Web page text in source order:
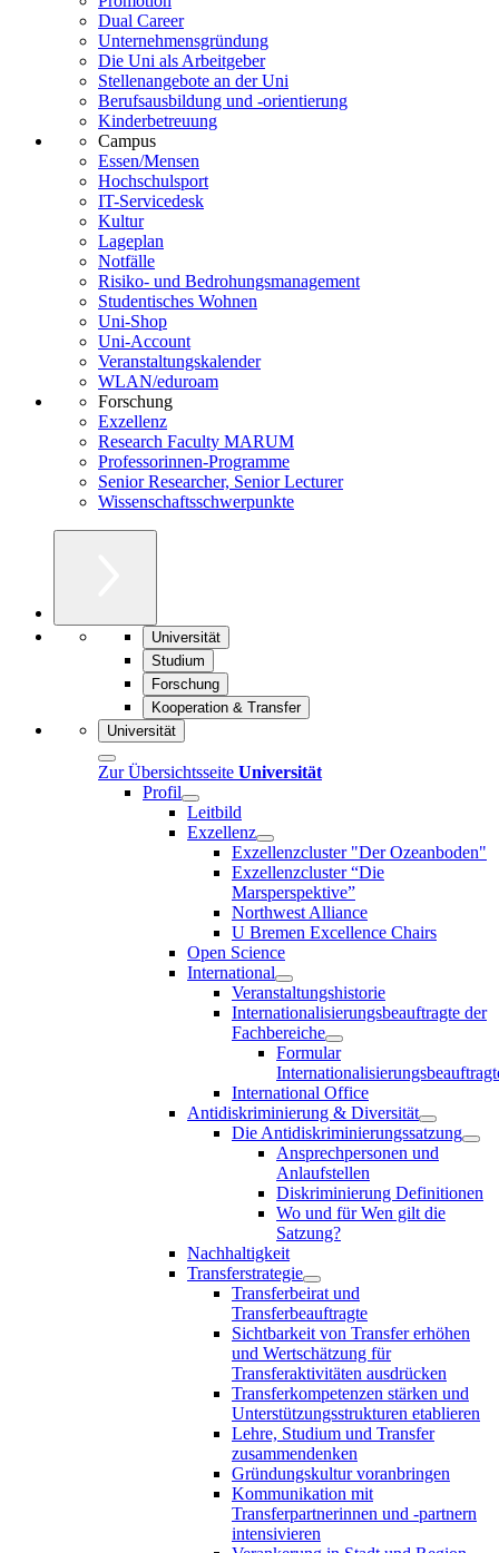
Dual Career
Unternehmensgründung
Die Uni als Arbeitgeber
Stellenangebote an der Uni
Berufsausbildung und -orientierung
Kinderbetreuung
Campus
Essen/Mensen
Hochschulsport
IT-Servicedesk
Kultur
Lageplan
Notfälle
Risiko- und Bedrohungsmanagement
Studentisches Wohnen
Uni-Shop
Uni-Account
Veranstaltungskalender
WLAN/eduroam
Forschung
Exzellenz
Research Faculty MARUM
Professorinnen-Programme
Senior Researcher, Senior Lecturer
Wissenschaftsschwerpunkte
Universität
Studium
Forschung
Kooperation & Transfer
Universität
Zur Übersichtsseite Universität
Profil
Leitbild
Exzellenz
Exzellenzcluster "Der Ozeanboden"
Exzellenzcluster “Die
Marsperspektive”
Northwest Alliance
U Bremen Excellence Chairs
Open Science
International
Veranstaltungshistorie
Internationalisierungsbeauftragte der
Fachbereiche
Formular
International Office
Antidiskriminierung & Diversität
Die Antidiskriminierungssatzung
Ansprechpersonen und
Anlaufstellen
Diskriminierung Definitionen
Wo und für Wen gilt die
Satzung?
Nachhaltigkeit
Transferstrategie
Transferbeirat und
Transferbeauftragte
Sichtbarkeit von Transfer erhöhen
und Wertschätzung für
Transferaktivitäten ausdrücken
Transferkompetenzen stärken und
Unterstützungsstrukturen etablieren
Lehre, Studium und Transfer
zusammendenken
Gründungskultur voranbringen
Kommunikation mit
Transferpartnerinnen und -partnern
intensivieren